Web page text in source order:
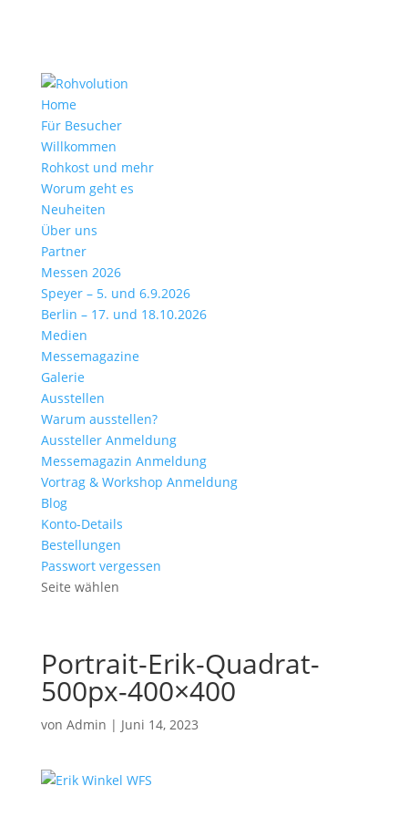
Home
Für Besucher
Willkommen
Rohkost und mehr
Worum geht es
Neuheiten
Über uns
Partner
Messen 2026
Speyer – 5. und 6.9.2026
Berlin – 17. und 18.10.2026
Medien
Messemagazine
Galerie
Ausstellen
Warum ausstellen?
Aussteller Anmeldung
Messemagazin Anmeldung
Vortrag & Workshop Anmeldung
Blog
Konto-Details
Bestellungen
Passwort vergessen
Seite wählen
Portrait-Erik-Quadrat-
500px-400×400
von Admin | Juni 14, 2023